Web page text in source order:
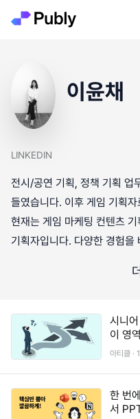
이윤채
LINKEDIN
전시/공연 기획, 정책 기획 업
들였습니다. 이후 게임 기획
현재는 게임 마케팅 컨텐츠
기획자입니다. 다양한 경험을
시니
이 영
아티클 ·
한 번
서